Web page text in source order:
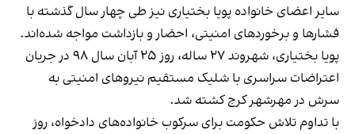
سایر اعضای خانواده پویا بختیاری نیز طی چهار سال گذشته با
فشارها و برخوردهای امنیتی، احضار و بازداشت مواجه شده‌اند.
پویا بختیاری، شهروند ۲۷ ساله، روز ۲۵ آبان سال ۹۸ در جریان
اعتراضات سراسری با شلیک مستقیم نیروهای امنیتی به
سرش در مهرشهر کرج کشته شد.
با تداوم تلاش حکومت برای سرکوب خانواده‌های دادخواه، روز